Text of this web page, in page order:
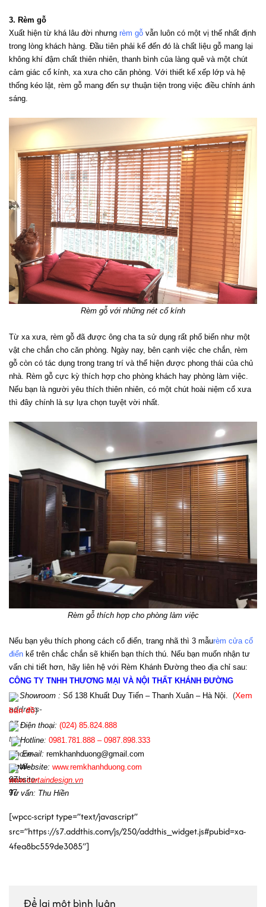
3. Rèm gỗ
Xuất hiện từ khá lâu đời nhưng rèm gỗ vẫn luôn có một vị thế nhất định
trong lòng khách hàng. Đầu tiên phải kể đến đó là chất liệu gỗ mang lại
không khí đậm chất thiên nhiên, thanh bình của làng quê và một chút
cảm giác cổ kính, xa xưa cho căn phòng. Với thiết kế xếp lớp và hệ
thống kéo lật, rèm gỗ mang đến sự thuận tiện trong việc điều chỉnh ánh
sáng.
Rèm gỗ với những nét cổ kính
Từ xa xưa, rèm gỗ đã được ông cha ta sử dụng rất phổ biến như một
vật che chắn cho căn phòng. Ngày nay, bên cạnh việc che chắn, rèm
gỗ còn có tác dụng trong trang trí và thể hiện được phong thái của chủ
nhà. Rèm gỗ cực kỳ thích hợp cho phòng khách hay phòng làm việc.
Nếu bạn là người yêu thích thiên nhiên, có một chút hoài niệm cổ xưa
thì đây chính là sự lựa chọn tuyệt vời nhất.
Rèm gỗ thích hợp cho phòng làm việc
Nếu bạn yêu thích phong cách cổ điển, trang nhã thì 3 mẫurèm cửa cổ
điển kể trên chắc chắn sẽ khiến bạn thích thú. Nếu bạn muốn nhận tư
vấn chi tiết hơn, hãy liên hệ với Rèm Khánh Đường theo địa chỉ sau:
CÔNG TY TNHH THƯƠNG MẠI VÀ NỘI THẤT KHÁNH ĐƯỜNG
Showroom : Số 138 Khuất Duy Tiến – Thanh Xuân – Hà Nội. (Xem
bản đồ)
Điện thoại: (024) 85.824.888
Hotline: 0981.781.888 – 0987.898.333
Email: remkhanhduong@gmail.com
Website: www.remkhanhduong.com
www.curtaindesign.vn
Tư vấn: Thu Hiền
[wpcc-script type=”text/javascript”
src=”https://s7.addthis.com/js/250/addthis_widget.js#pubid=xa-
4fea8bc559de3085″]
Để lại một bình luận